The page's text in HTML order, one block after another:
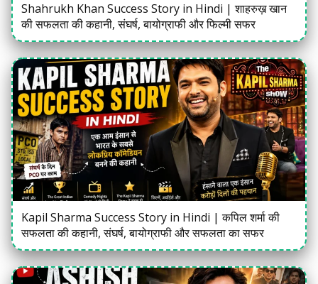
Shahrukh Khan Success Story in Hindi | शाहरुख़ खान
की सफलता की कहानी, संघर्ष, बायोग्राफी और फिल्मी सफर
Kapil Sharma Success Story in Hindi | कपिल शर्मा की
सफलता की कहानी, संघर्ष, बायोग्राफी और सफलता का सफर